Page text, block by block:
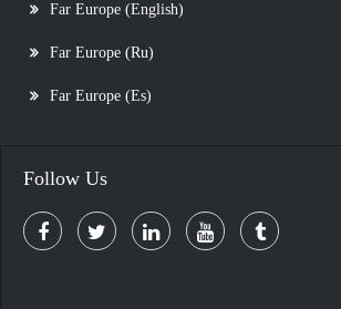
Far Europe (English)
Far Europe (Ru)
Far Europe (Es)
Follow Us